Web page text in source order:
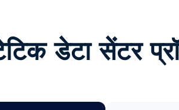
डेटा सेंटर